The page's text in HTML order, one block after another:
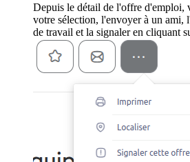
Depuis le détail de l'offre d'emploi,
votre sélection, l'envoyer à un ami,
de travail et la signaler en cliquant